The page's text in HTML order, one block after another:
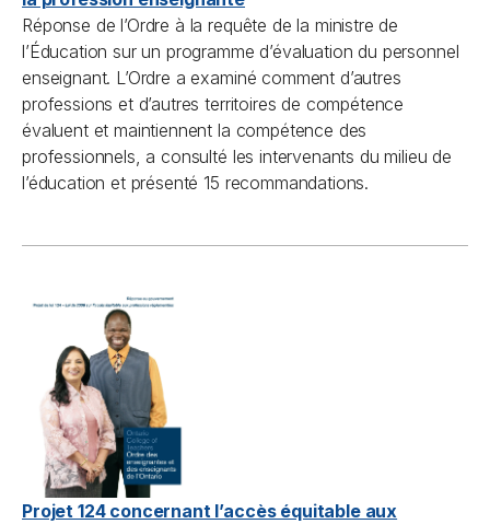
Réponse de l’Ordre à la requête de la ministre de
l’Éducation sur un programme d’évaluation du personnel
enseignant. L’Ordre a examiné comment d’autres
professions et d’autres territoires de compétence
évaluent et maintiennent la compétence des
professionnels, a consulté les intervenants du milieu de
l’éducation et présenté 15 recommandations.
Projet 124 concernant l’accès équitable aux